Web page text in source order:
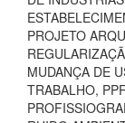
PROJETO
MUDANÇA DE
TRABALHO,